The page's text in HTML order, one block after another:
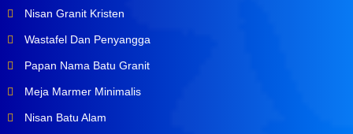
Nisan Granit Kristen
Wastafel Dan Penyangga
Papan Nama Batu Granit
Meja Marmer Minimalis
Nisan Batu Alam